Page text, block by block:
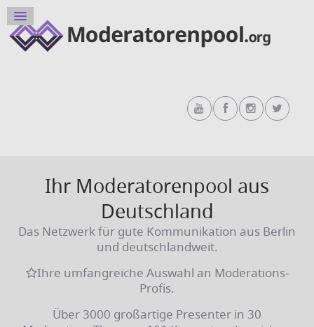
Ihr Moderatorenpool aus
Deutschland
Das Netzwerk für gute Kommunikation aus Berlin
und deutschlandweit.
Ihre umfangreiche Auswahl an Moderations-
Profis.
Über 3000 großartige Presenter in 30